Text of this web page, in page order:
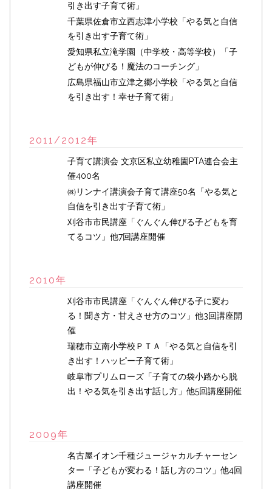
引き出す子育て術」
千葉県佐倉市立西志津小学校「やる気と自信
を引き出す子育て術」
愛知県私立滝学園（中学校・高等学校）「子
どもが伸びる！魔法のコーチング」
広島県福山市立津之郷小学校「やる気と自信
を引き出す！幸せ子育て術」
2011/2012年
子育て講演会 文京区私立幼稚園PTA連合会主
催400名
㈱リンナイ講演会子育て講座50名「やる気と
自信を引き出す子育て術」
刈谷市市民講座「ぐんぐん伸びる子どもを育
てるコツ」他7回講座開催
2010年
刈谷市市民講座「ぐんぐん伸びる子に変わ
る！聞き方・甘えさせ方のコツ」他3回講座開
催
瑞穂市立南小学校ＰＴＡ「やる気と自信を引
き出す！ハッピー子育て術」
岐阜市プリムローズ「子育ての袋小路から脱
出！やる気を引き出す話し方」他5回講座開催
2009年
名古屋イオン千種ジュージャカルチャーセン
ター「子どもが変わる！話し方のコツ」他4回
講座開催